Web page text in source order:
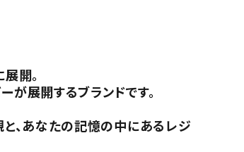
開。
展開するブランドです。
、あなたの記憶の中にあるレジ